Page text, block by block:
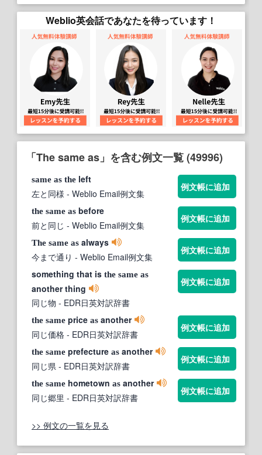
Weblio英会話であなたを待っています！
「The same as」を含む例文一覧 (49996)
same as the left
左と同様 - Weblio Email例文集
例文帳に追加
the same as before
前と同じ - Weblio Email例文集
例文帳に追加
The same as always
今まで通り - Weblio Email例文集
例文帳に追加
something that is the same as
another thing
同じ物 - EDR日英対訳辞書
例文帳に追加
the same price as another
同じ価格 - EDR日英対訳辞書
例文帳に追加
the same prefecture as another
同じ県 - EDR日英対訳辞書
例文帳に追加
the same hometown as another
同じ郷里 - EDR日英対訳辞書
例文帳に追加
>> 例文の一覧を見る